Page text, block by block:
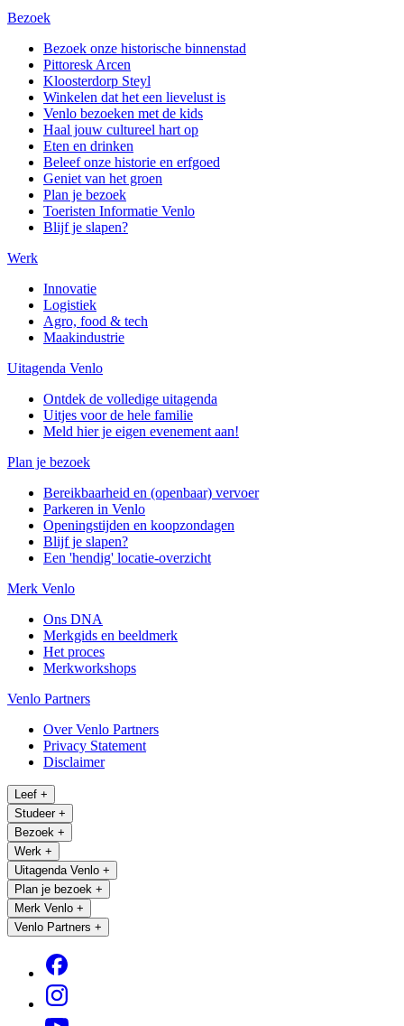
Bezoek
Bezoek onze historische binnenstad
Pittoresk Arcen
Kloosterdorp Steyl
Winkelen dat het een lievelust is
Venlo bezoeken met de kids
Haal jouw cultureel hart op
Eten en drinken
Beleef onze historie en erfgoed
Geniet van het groen
Plan je bezoek
Toeristen Informatie Venlo
Blijf je slapen?
Werk
Innovatie
Logistiek
Agro, food & tech
Maakindustrie
Uitagenda Venlo
Ontdek de volledige uitagenda
Uitjes voor de hele familie
Meld hier je eigen evenement aan!
Plan je bezoek
Bereikbaarheid en (openbaar) vervoer
Parkeren in Venlo
Openingstijden en koopzondagen
Blijf je slapen?
Een 'hendig' locatie-overzicht
Merk Venlo
Ons DNA
Merkgids en beeldmerk
Het proces
Merkworkshops
Venlo Partners
Over Venlo Partners
Privacy Statement
Disclaimer
Leef +
Studeer +
Bezoek +
Werk +
Uitagenda Venlo +
Plan je bezoek +
Merk Venlo +
Venlo Partners +